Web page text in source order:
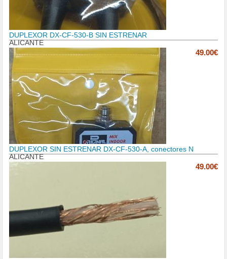
DUPLEXOR DX-CF-530-B SIN ESTRENAR
ALICANTE
49.00€
DUPLEXOR SIN ESTRENAR DX-CF-530-A, conectores N
ALICANTE
49.00€